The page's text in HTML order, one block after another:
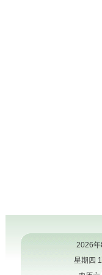
2026
星期四